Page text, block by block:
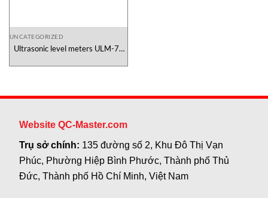
UNCATEGORIZED
Ultrasonic level meters ULM-70
Website QC-Master.com
Trụ sở chính: 135 đường số 2, Khu Đô Thị Vạn
Phúc, Phường Hiệp Bình Phước, Thành phố Thủ
Đức, Thành phố Hồ Chí Minh, Việt Nam